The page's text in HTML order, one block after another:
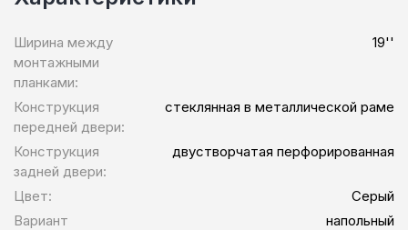
Ширина между
монтажными
планками:
19''
Конструкция
передней двери:
стеклянная в металлической раме
Конструкция
задней двери:
двустворчатая перфорированная
Цвет:
Серый
Вариант
напольный